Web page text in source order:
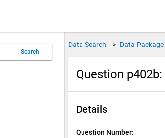
Search
Data Search > Data Package
Question p402b:
Details
Question Number: